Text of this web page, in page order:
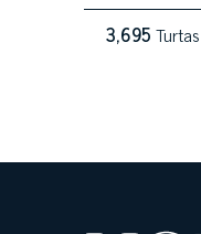
3,695